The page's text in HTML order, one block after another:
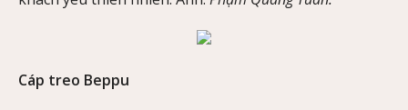
Cáp treo Beppu